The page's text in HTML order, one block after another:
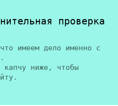
проверка
имеем дело именно с
капчу ниже, чтобы